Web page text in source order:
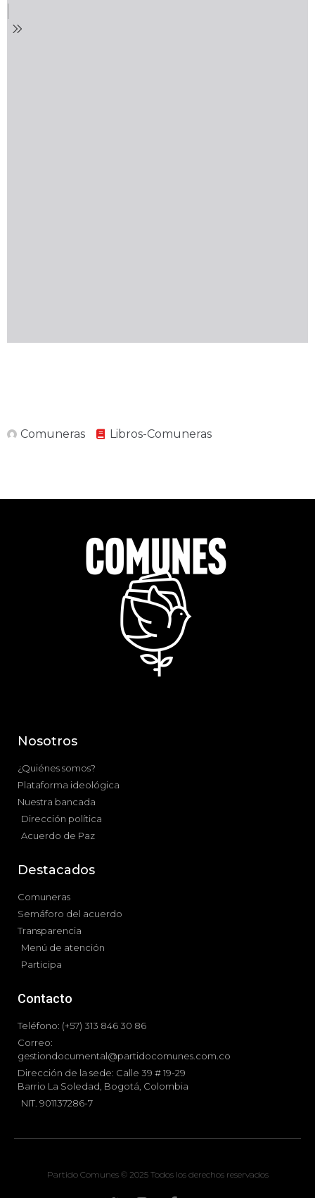
Comuneras Libros-Comuneras
Nosotros
¿Quiénes somos?
Plataforma ideológica
Nuestra bancada
Dirección política
Acuerdo de Paz
Destacados
Comuneras
Semáforo del acuerdo
Transparencia
Menú de atención
Participa
Contacto
Teléfono: (+57) 313 846 30 86
Correo:
gestiondocumental@partidocomunes.com.co
Dirección de la sede: Calle 39 # 19-29
Barrio La Soledad, Bogotá, Colombia
NIT. 901137286-7
Partido Comunes © 2025 Todos los derechos reservados